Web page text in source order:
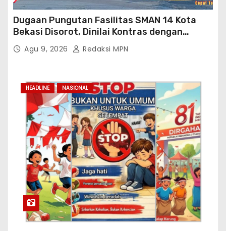
Dugaan Pungutan Fasilitas SMAN 14 Kota
Bekasi Disorot, Dinilai Kontras dengan
Prioritas Pendidikan Jabar
Agu 9, 2026 Redaksi MPN
HEADLINE NASIONAL